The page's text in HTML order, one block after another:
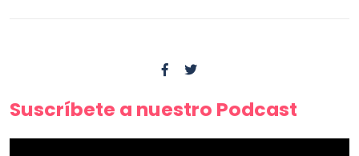
Suscríbete a nuestro Podcast